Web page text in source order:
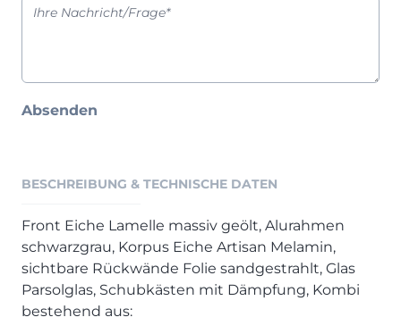
JUGENDZIMMER
PROSPEKTE & KATALOGE
Henders & Hazel Katalog
XOOON Prospekt
SALE
Wohnzimmer
Schlafzimmer
Absenden
BESCHREIBUNG & TECHNISCHE DATEN
Front Eiche Lamelle massiv geölt, Alurahmen
schwarzgrau, Korpus Eiche Artisan Melamin,
sichtbare Rückwände Folie sandgestrahlt, Glas
Parsolglas, Schubkästen mit Dämpfung, Kombi
bestehend aus: